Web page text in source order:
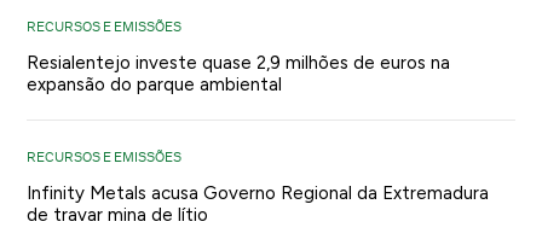
RECURSOS E EMISSÕES
Resialentejo investe quase 2,9 milhões de euros na
expansão do parque ambiental
RECURSOS E EMISSÕES
Infinity Metals acusa Governo Regional da Extremadura
de travar mina de lítio